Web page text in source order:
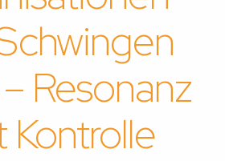
Resonanz
Kontrolle